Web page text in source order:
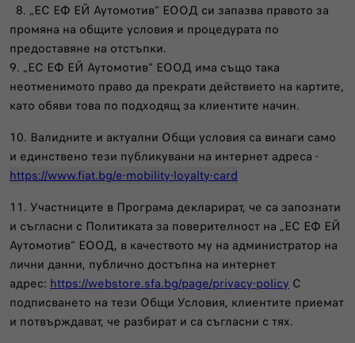
8. „ЕС ЕФ ЕЙ Аутомотив“ ЕООД си запазва правото за
промяна на общите условия и процедурата по
предоставяне на отстъпки.
9. „ЕС ЕФ ЕЙ Аутомотив“ ЕООД има също така
неотменимото право да прекрати действието на картите,
като обяви това по подходящ за клиентите начин.
10. Валидните и актуални Общи условия са винаги само
и единствено тези публикувани на интернет адреса -
https://www.fiat.bg/e-mobility-loyalty-card
11. Участниците в Програма декларират, че са запознати
и съгласни с Политиката за поверителност на „ЕС ЕФ ЕЙ
Аутомотив“ ЕООД, в качеството му на администратор на
лични данни, публично достъпна на интернет
адрес: https://webstore.sfa.bg/page/privacy-policy С
подписването на тези Общи Условия, клиентите приемат
и потвърждават, че разбират и са съгласни с тях.